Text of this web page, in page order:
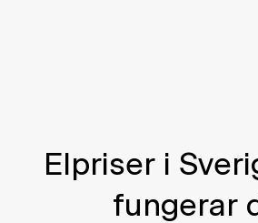
Elpriser i
fungerar